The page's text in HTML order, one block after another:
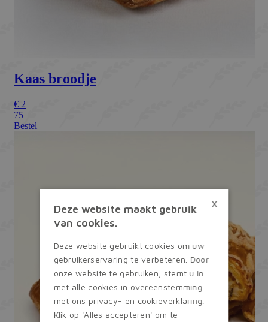
×
Deze website maakt gebruik
van cookies.
Deze website gebruikt cookies om uw
gebruikerservaring te verbeteren. Door
onze website te gebruiken, stemt u in
met alle cookies in overeenstemming
met ons privacy- en cookieverklaring.
Klik op 'Alles accepteren' om te